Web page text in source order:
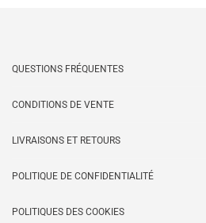
QUESTIONS FRÉQUENTES
CONDITIONS DE VENTE
LIVRAISONS ET RETOURS
POLITIQUE DE CONFIDENTIALITÉ
POLITIQUES DES COOKIES